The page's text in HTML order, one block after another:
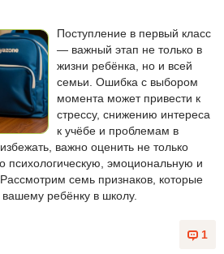
Поступление в первый класс
— важный этап не только в
жизни ребёнка, но и всей
семьи. Ошибка с выбором
момента может привести к
стрессу, снижению интереса
к учёбе и проблемам в
важно оценить не только
эмоциональную и
семь признаков, которые
ребёнку в школу.
1